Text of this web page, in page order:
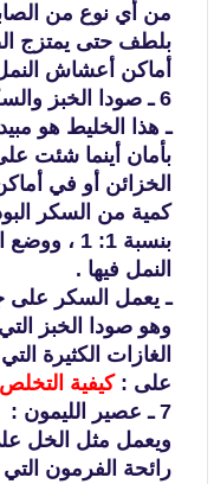
من أي نوع من
بلطف حتى يمتزج
أماكن أعشاش
6 ـ صودا الخبز والسكر :
ـ هذا الخليط هو
بأمان أينما شئت
الخزائن أو في
كمية من السكر
بنسبة 1: 1 ، ووضع الخليط في الأماكن
النمل فيها .
ـ يعمل السكر على
وهو صودا الخبز
الغازات الكثيرة
على :كيفية
7 ـ عصير الليمون :
ويعمل مثل الخل
رائحة الفرمون